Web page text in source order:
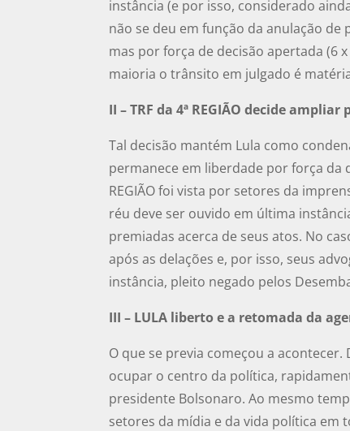
instância (e por isso, considerado
não se deu em função da anulação de
mas por força de decisão apertada (6
maioria o trânsito em julgado é
II – TRF da 4ª REGIÃO decide
Tal decisão mantém Lula como
permanece em liberdade por força da
REGIÃO foi vista por setores da
réu deve ser ouvido em última
premiadas acerca de seus atos. No
após as delações e, por isso, seus
instância, pleito negado pelos
III – LULA liberto e a retomada da
O que se previa começou a
ocupar o centro da política,
presidente Bolsonaro. Ao mesmo
setores da mídia e da vida política em